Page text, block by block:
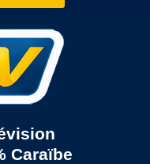
Caraïbe